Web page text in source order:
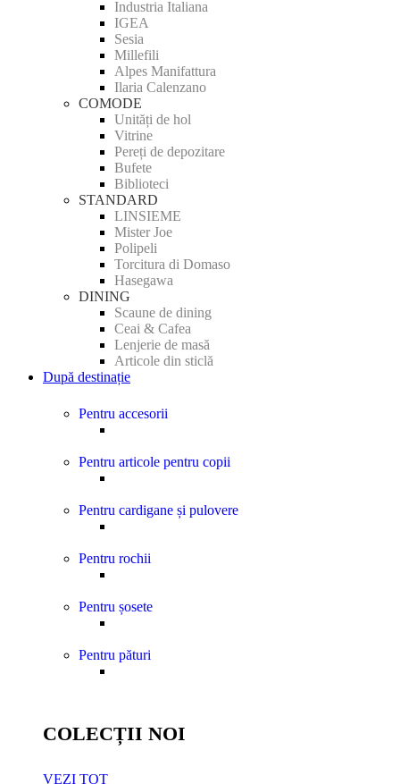
Industria Italiana
IGEA
Sesia
Millefili
Alpes Manifattura
Ilaria Calenzano
COMODE
Unități de hol
Vitrine
Pereți de depozitare
Bufete
Biblioteci
STANDARD
LINSIEME
Mister Joe
Polipeli
Torcitura di Domaso
Hasegawa
DINING
Scaune de dining
Ceai & Cafea
Lenjerie de masă
Articole din sticlă
După destinație
Pentru accesorii
Pentru articole pentru copii
Pentru cardigane și pulovere
Pentru rochii
Pentru șosete
Pentru pături
COLECȚII NOI
VEZI TOT